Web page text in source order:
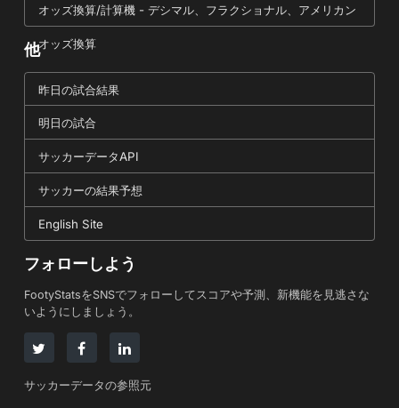
オッズ換算/計算機 - デシマル、フラクショナル、アメリカン
オッズ換算
他
昨日の試合結果
明日の試合
サッカーデータAPI
サッカーの結果予想
English Site
フォローしよう
FootyStatsをSNSでフォローしてスコアや予測、新機能を見逃さな
いようにしましょう。
サッカーデータの参照元